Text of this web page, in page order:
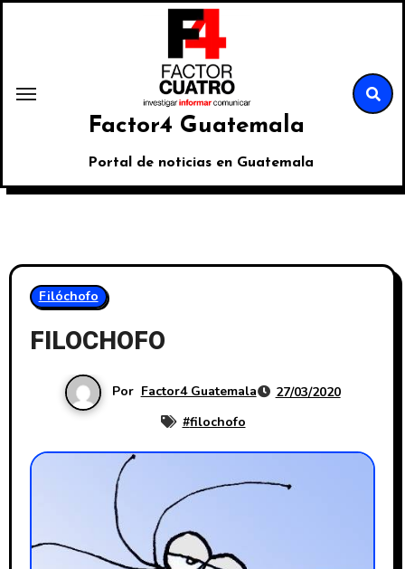
Factor4 Guatemala
Portal de noticias en Guatemala
Filóchofo
FILOCHOFO
Por Factor4 Guatemala
27/03/2020
#filochofo